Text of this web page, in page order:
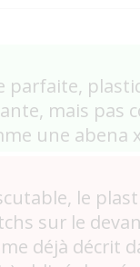
parfaite,
mais pas
une abena
le
sur le
déjà décrit